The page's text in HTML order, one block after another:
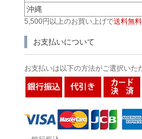
沖縄
5,500円以上のお買い上げで送料無料
お支払いについて
お支払いは以下の方法がご選択いた